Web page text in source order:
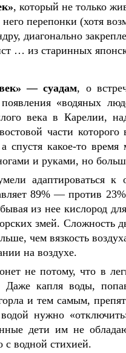
, который не только
перепонки (хотя
диагонально
… из старинных
— суадам, о
«водяных
века в Карелии,
части
какое-то время
и руками, но
адаптироваться к
89% — против
из нее кислород
змей. Сложность
чем вязкость
на воздухе.
не потому, что в
Даже капля воды,
и тем самым,
нужно
дети им не
с водной стихией.